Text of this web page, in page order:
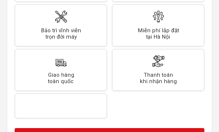
Bảo trì vĩnh viễn
trọn đời máy
Miễn phí lắp đặt
tại Hà Nội
Giao hàng
toàn quốc
Thanh toán
khi nhận hàng